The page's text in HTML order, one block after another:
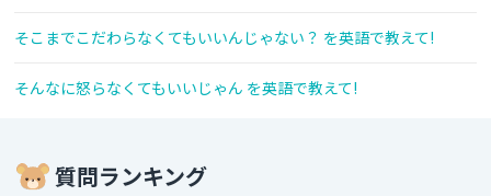
そこまでこだわらなくてもいいんじゃない？ を英語で教えて!
そんなに怒らなくてもいいじゃん を英語で教えて!
質問ランキング